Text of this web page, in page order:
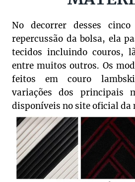
No decorrer desses
repercussão da bolsa, ela
tecidos incluindo couros,
entre muitos outros. Os
feitos em couro
variações dos principais
disponíveis no site oficial da